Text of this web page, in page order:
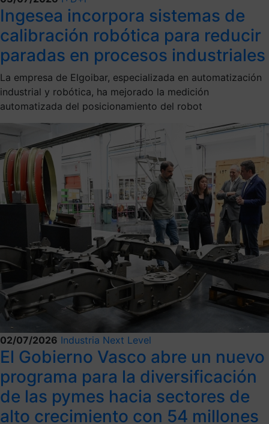
Ingesea incorpora sistemas de
calibración robótica para reducir
paradas en procesos industriales
La empresa de Elgoibar, especializada en automatización
industrial y robótica, ha mejorado la medición
automatizada del posicionamiento del robot
02/07/2026 Industria Next Level
El Gobierno Vasco abre un nuevo
programa para la diversificación
de las pymes hacia sectores de
alto crecimiento con 54 millones